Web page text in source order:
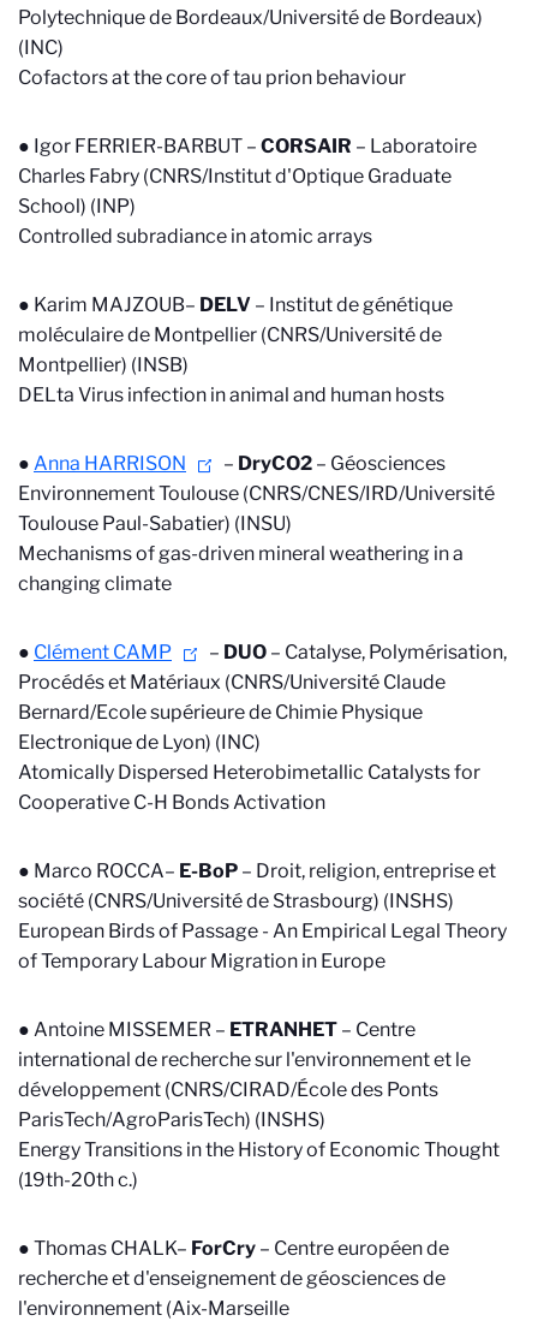
Polytechnique de Bordeaux/Université de Bordeaux)
(INC)
Cofactors at the core of tau prion behaviour
● Igor FERRIER-BARBUT – CORSAIR – Laboratoire
Charles Fabry (CNRS/Institut d'Optique Graduate
School) (INP)
Controlled subradiance in atomic arrays
● Karim MAJZOUB– DELV – Institut de génétique
moléculaire de Montpellier (CNRS/Université de
Montpellier) (INSB)
DELta Virus infection in animal and human hosts
● Anna HARRISON – DryCO2 – Géosciences
Environnement Toulouse (CNRS/CNES/IRD/Université
Toulouse Paul-Sabatier) (INSU)
Mechanisms of gas-driven mineral weathering in a
changing climate
● Clément CAMP – DUO – Catalyse, Polymérisation,
Procédés et Matériaux (CNRS/Université Claude
Bernard/Ecole supérieure de Chimie Physique
Electronique de Lyon) (INC)
Atomically Dispersed Heterobimetallic Catalysts for
Cooperative C-H Bonds Activation
● Marco ROCCA– E-BoP – Droit, religion, entreprise et
société (CNRS/Université de Strasbourg) (INSHS)
European Birds of Passage - An Empirical Legal Theory
of Temporary Labour Migration in Europe
● Antoine MISSEMER – ETRANHET – Centre
international de recherche sur l'environnement et le
développement (CNRS/CIRAD/École des Ponts
ParisTech/AgroParisTech) (INSHS)
Energy Transitions in the History of Economic Thought
(19th-20th c.)
● Thomas CHALK– ForCry – Centre européen de
recherche et d'enseignement de géosciences de
l'environnement (Aix-Marseille